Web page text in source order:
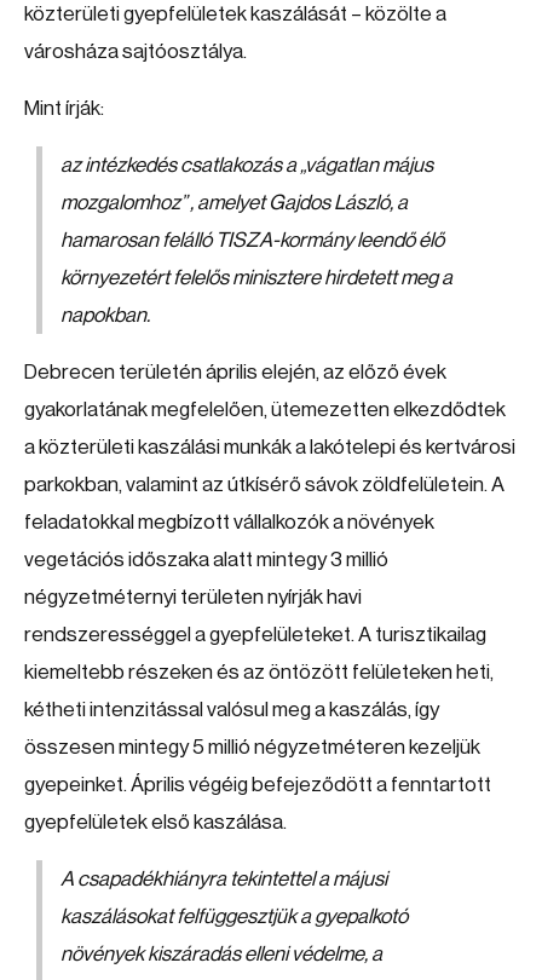
közterületi gyepfelületek kaszálását – közölte a
városháza sajtóosztálya.
Mint írják:
az intézkedés csatlakozás a „vágatlan május
mozgalomhoz” , amelyet Gajdos László, a
hamarosan felálló TISZA-kormány leendő élő
környezetért felelős minisztere hirdetett meg a
napokban.
Debrecen területén április elején, az előző évek
gyakorlatának megfelelően, ütemezetten elkezdődtek
a közterületi kaszálási munkák a lakótelepi és kertvárosi
parkokban, valamint az útkísérő sávok zöldfelületein. A
feladatokkal megbízott vállalkozók a növények
vegetációs időszaka alatt mintegy 3 millió
négyzetméternyi területen nyírják havi
rendszerességgel a gyepfelületeket. A turisztikailag
kiemeltebb részeken és az öntözött felületeken heti,
kétheti intenzitással valósul meg a kaszálás, így
összesen mintegy 5 millió négyzetméteren kezeljük
gyepeinket. Április végéig befejeződött a fenntartott
gyepfelületek első kaszálása.
A csapadékhiányra tekintettel a májusi
kaszálásokat felfüggesztjük a gyepalkotó
növények kiszáradás elleni védelme, a